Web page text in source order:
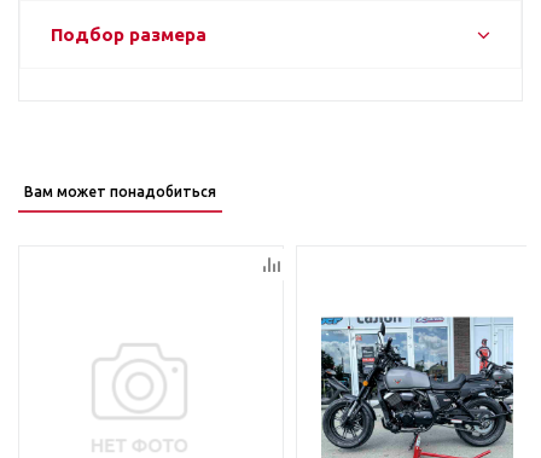
Подбор размера
Вам может понадобиться